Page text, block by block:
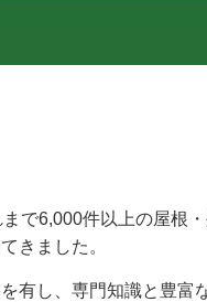
で6,000件以上の屋根
きました。
有し、専門知識と豊富